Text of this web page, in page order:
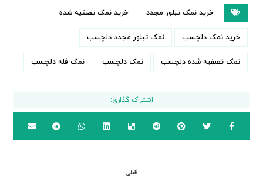
خرید نمک تبلور مجدد خرید نمک تصفیه شده
خرید نمک دلچسب نمک تبلور مجدد دلچسب
نمک تصفیه شده دلچسب نمک دلچسب نمک فله دلچسب
قبلی